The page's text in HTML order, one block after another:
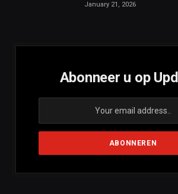
January 21, 2026
Abonneer u op